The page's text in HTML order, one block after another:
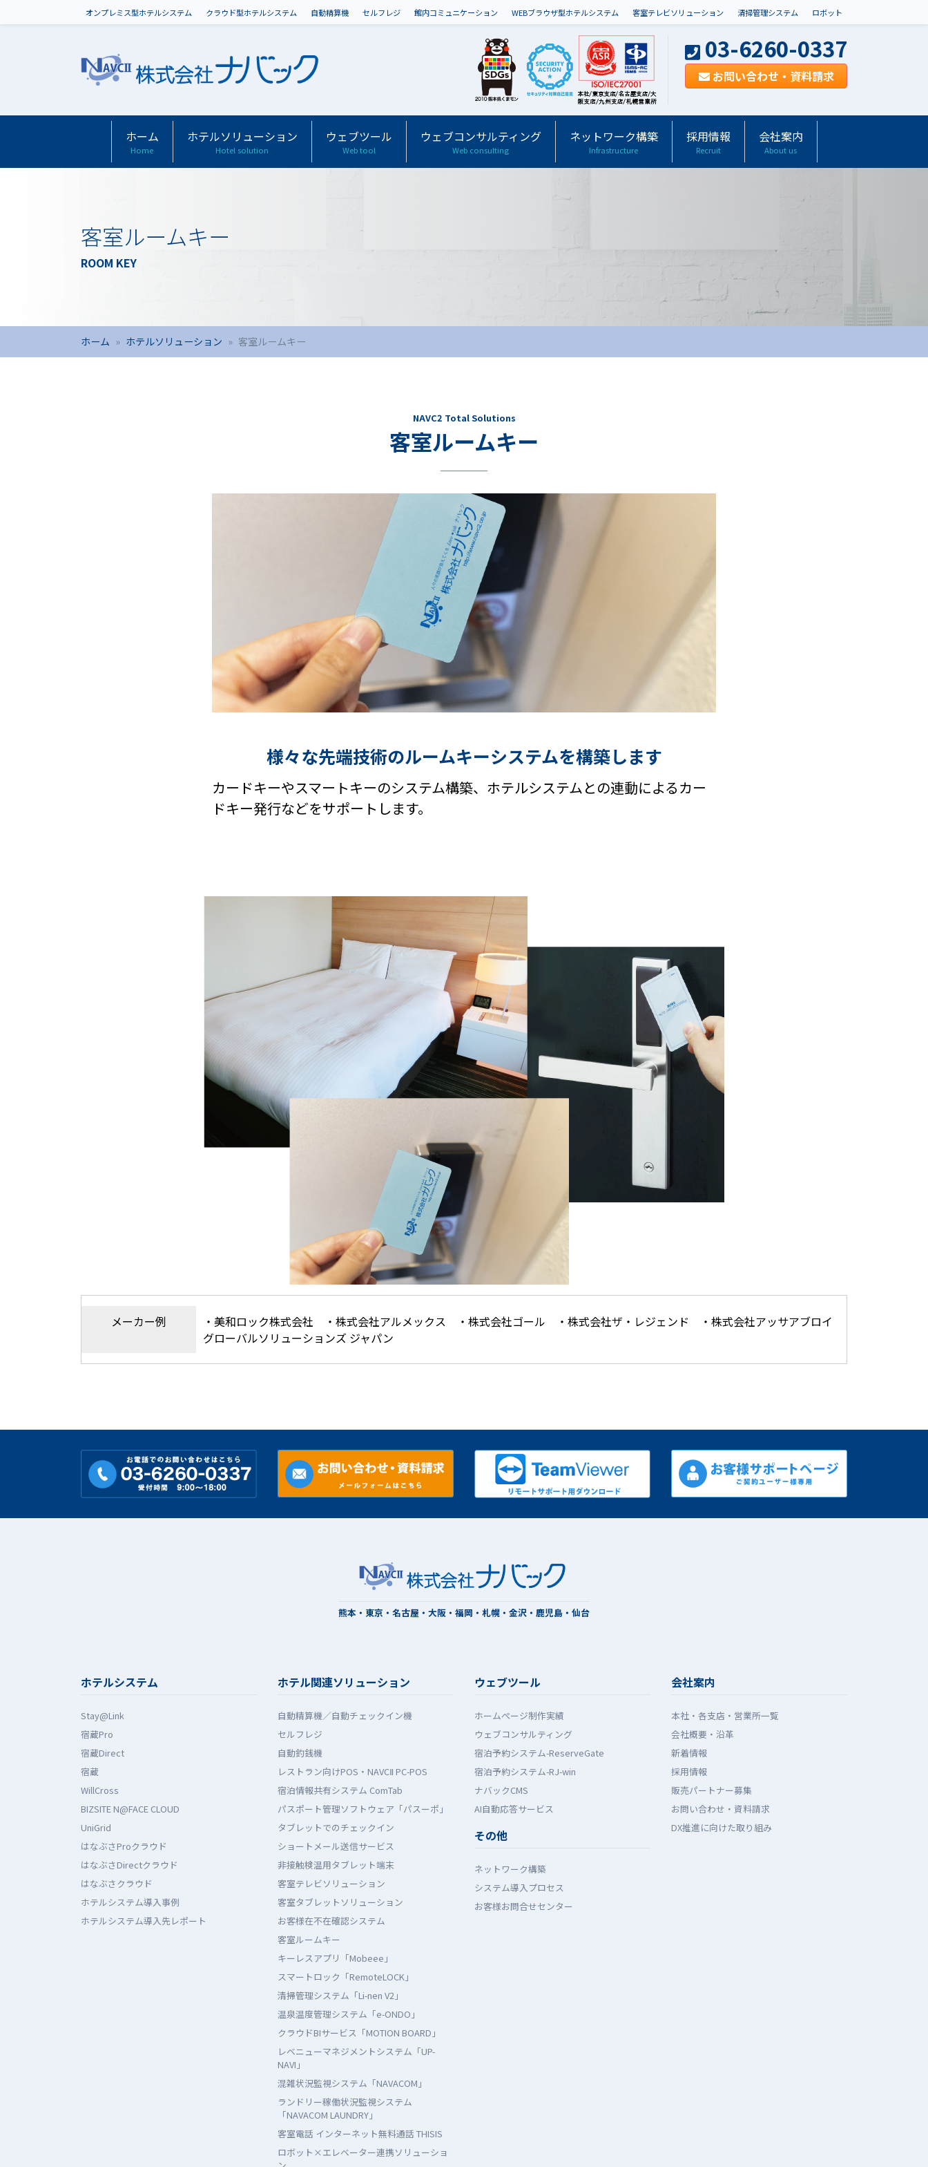
オンプレミス型ホテルシステム クラウド型ホテルシステム 自動精算機 セルフレジ 館内コミュニケーション WEBブラウザ型ホテルシステム 客室テレビソリューション 清掃管理システム ロボット
03-6260-0337
お問い合わせ・資料請求
ホーム
Home
ホテルソリューション
Hotel solution
ウェブツール
Web tool
ウェブコンサルティング
Web consulting
ネットワーク構築
Infrastructure
採用情報
Recruit
会社案内
About us
客室ルームキー
ROOM KEY
ホーム ホテルソリューション 客室ルームキー
NAVC2 Total Solutions
客室ルームキー
様々な先端技術のルームキーシステムを構築します
カードキーやスマートキーのシステム構築、ホテルシステムとの連動によるカー
ドキー発行などをサポートします。
メーカー例
・美和ロック株式会社 ・株式会社アルメックス ・株式会社ゴール ・株式会社ザ・レジェンド ・株式会社アッサアブロイ
グローバルソリューションズ ジャパン
熊本・東京・名古屋・大阪・福岡・札幌・金沢・鹿児島・仙台
ホテルシステム
Stay@Link
宿蔵Pro
宿蔵Direct
宿蔵
WillCross
BIZSITE N@FACE CLOUD
UniGrid
はなぶさProクラウド
はなぶさDirectクラウド
はなぶさクラウド
ホテルシステム導入事例
ホテルシステム導入先レポート
ホテル関連ソリューション
自動精算機／自動チェックイン機
セルフレジ
自動釣銭機
レストラン向けPOS・NAVCⅡ PC-POS
宿泊情報共有システム ComTab
パスポート管理ソフトウェア「パスーポ」
タブレットでのチェックイン
ショートメール送信サービス
非接触検温用タブレット端末
客室テレビソリューション
客室タブレットソリューション
お客様在不在確認システム
客室ルームキー
キーレスアプリ「Mobeee」
スマートロック「RemoteLOCK」
清掃管理システム「Li-nen V2」
温泉温度管理システム「e-ONDO」
クラウドBIサービス「MOTION BOARD」
レベニューマネジメントシステム「UP-
NAVI」
混雑状況監視システム「NAVACOM」
ランドリー稼働状況監視システム
「NAVACOM LAUNDRY」
客室電話 インターネット無料通話 THISIS
ロボット×エレベーター連携ソリューショ
ウェブツール
ホームぺージ制作実績
ウェブコンサルティング
宿泊予約システム-ReserveGate
宿泊予約システム-RJ-win
ナバックCMS
AI自動応答サービス
その他
ネットワーク構築
システム導入プロセス
お客様お問合せセンター
会社案内
本社・各支店・営業所一覧
会社概要・沿革
新着情報
採用情報
販売パートナー募集
お問い合わせ・資料請求
DX推進に向けた取り組み